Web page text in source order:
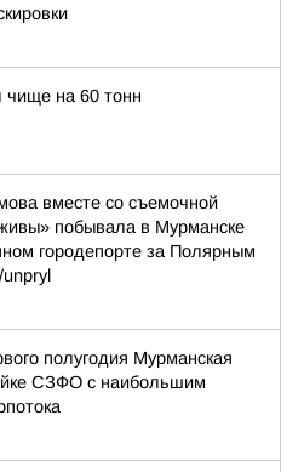
чище на 60 тонн
вместе со съемочной
побывала в Мурманске
городепорте за Полярным
unpryl
полугодия Мурманская
СЗФО с наибольшим